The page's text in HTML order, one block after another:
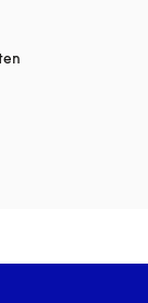
einem neuen Tab
in einem neuen